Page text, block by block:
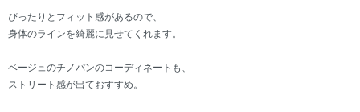
ぴったりとフィット感があるので、
身体のラインを綺麗に見せてくれます。
ベージュのチノパンのコーディネートも、
ストリート感が出ておすすめ。